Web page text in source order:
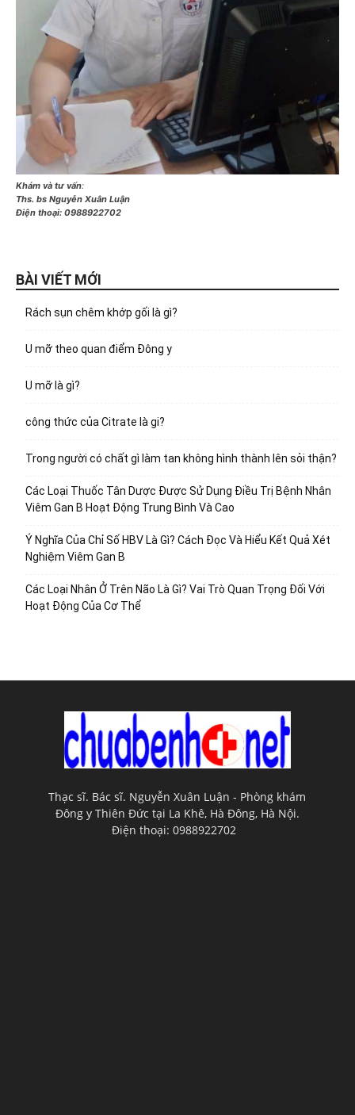
Khám và tư vấn:
Ths. bs Nguyễn Xuân Luận
Điện thoại: 0988922702
BÀI VIẾT MỚI
Rách sụn chêm khớp gối là gì?
U mỡ theo quan điểm Đông y
U mỡ là gì?
công thức của Citrate là gi?
Trong người có chất gì làm tan không hình thành lên sỏi thận?
Các Loại Thuốc Tân Dược Được Sử Dụng Điều Trị Bệnh Nhân
Viêm Gan B Hoạt Động Trung Bình Và Cao
Ý Nghĩa Của Chỉ Số HBV Là Gì? Cách Đọc Và Hiểu Kết Quả Xét
Nghiệm Viêm Gan B
Các Loại Nhân Ở Trên Não Là Gì? Vai Trò Quan Trọng Đối Với
Hoạt Động Của Cơ Thể
Thạc sĩ. Bác sĩ. Nguyễn Xuân Luận - Phòng khám
Đông y Thiên Đức tại La Khê, Hà Đông, Hà Nội.
Điện thoại: 0988922702